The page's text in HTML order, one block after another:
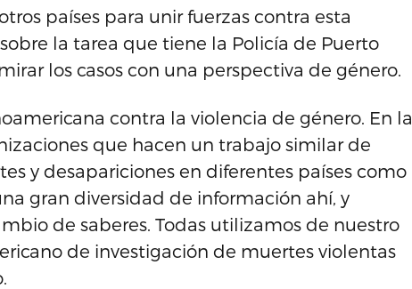
países para unir fuerzas contra esta
la tarea que tiene la Policía de Puerto
los casos con una perspectiva de género.
contra la violencia de género. En la
que hacen un trabajo similar de
y desapariciones en diferentes países como
gran diversidad de información ahí, y
de saberes. Todas utilizamos de nuestro
de investigación de muertes violentas